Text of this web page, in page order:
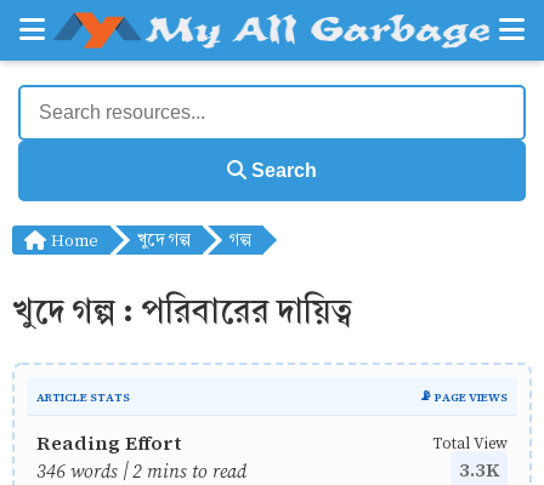
Search
Home খুদে গল্প গল্প
খুদে গল্প : পরিবারের দায়িত্ব
ARTICLE STATS 📡 PAGE VIEWS
Reading Effort
346 words | 2 mins to read
Total View
3.3K